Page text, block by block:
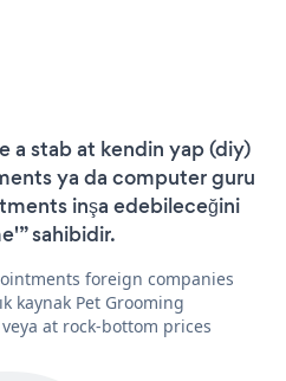
a stab at kendin yap (diy)
ya da computer guru
inşa edebileceğini
sahibidir.
foreign companies
kaynak Pet Grooming
at rock-bottom prices